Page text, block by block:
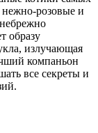
розовые и
образу
излучающая
компаньон
все секреты и